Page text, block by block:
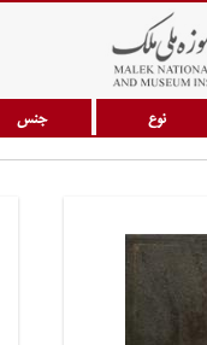
نوع جنس